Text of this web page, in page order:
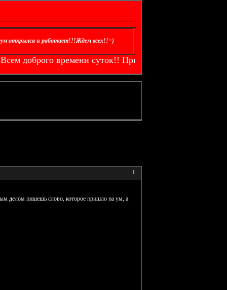
открылся и работает!!!Ждем всех!!=)
времени суток!! Приветствуем вас на нашем
1
делом пишешь слово, которое пришло на ум, а